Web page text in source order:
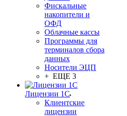
Фискальные
накопители и
ОФД
Облачные кассы
Программы для
терминалов сбора
данных
Носители ЭЦП
+ ЕЩЕ 3
Лицензии 1С
Клиентские
лицензии